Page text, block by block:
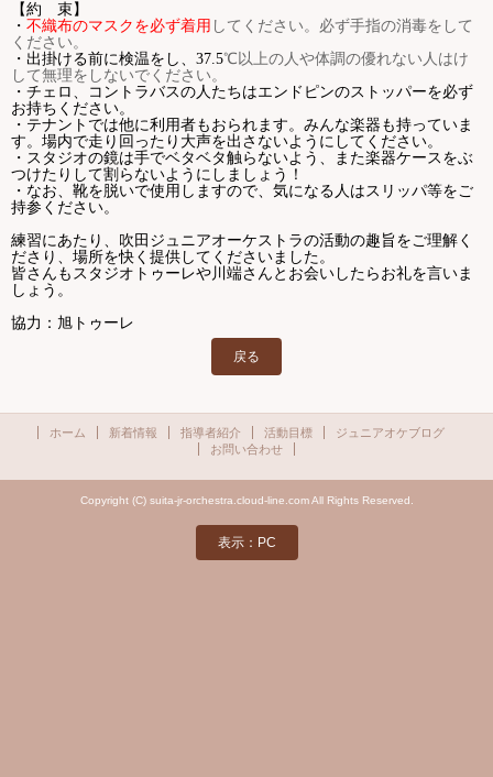
【約 束】
・ 不織布のマスクを必ず着用 してください。必ず手指の消毒をして
ください。
・出掛ける前に検温をし、 37.5℃以上の人や体調の優れない人はけ
して無理をしないでください。
・チェロ、コントラバスの人たちはエンドピンのストッパーを必ず
お持ちください。
・テナントでは他に利用者もおられます。みんな楽器も持っていま
す。場内で走り回ったり大声を出さないようにしてください。
・スタジオの鏡は手でベタベタ触らないよう、また楽器ケースをぶ
つけたりして割らないようにしましょう！
・なお、靴を脱いで使用しますので、気になる人はスリッパ等をご
持参ください。
練習にあたり、吹田ジュニアオーケストラの活動の趣旨をご理解く
ださり、場所を快く提供してくださいました。
皆さんもスタジオトゥーレや川端さんとお会いしたらお礼を言いま
しょう。
協力：旭トゥーレ
戻る
ホーム 新着情報 指導者紹介 活動目標
ジュニアオケブログ
お問い合わせ
Copyright (C) suita-jr-orchestra.cloud-line.com All Rights Reserved.
表示：PC